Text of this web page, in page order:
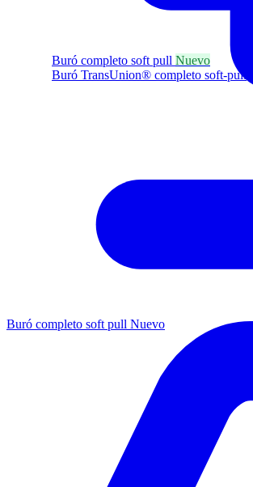
Buró completo soft pull Nuevo
Buró TransUnion® completo soft-pull
Buró completo soft pull Nuevo